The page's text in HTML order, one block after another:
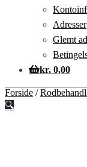
Adresser
Glemt
kr. 0,00
Forside /
🔍